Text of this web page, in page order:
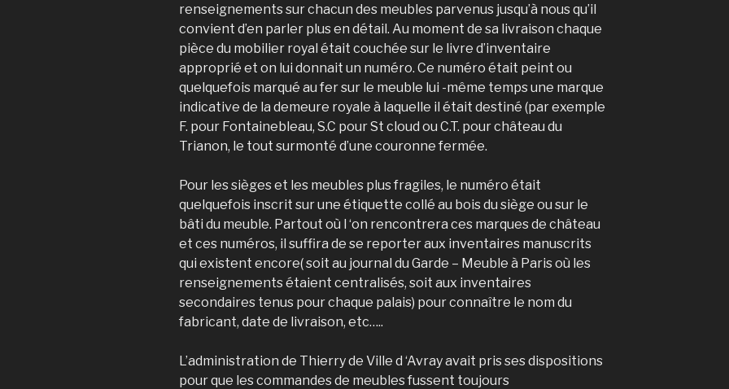
renseignements sur chacun des meubles parvenus jusqu’à nous qu’il
convient d’en parler plus en détail. Au moment de sa livraison chaque
pièce du mobilier royal était couchée sur le livre d’inventaire
approprié et on lui donnait un numéro. Ce numéro était peint ou
quelquefois marqué au fer sur le meuble lui -même temps une marque
indicative de la demeure royale à laquelle il était destiné (par exemple
F. pour Fontainebleau, S.C pour St cloud ou C.T. pour château du
Trianon, le tout surmonté d’une couronne fermée.
Pour les sièges et les meubles plus fragiles, le numéro était
quelquefois inscrit sur une étiquette collé au bois du siège ou sur le
bâti du meuble. Partout où l ‘on rencontrera ces marques de château
et ces numéros, il suffira de se reporter aux inventaires manuscrits
qui existent encore( soit au journal du Garde – Meuble à Paris où les
renseignements étaient centralisés, soit aux inventaires
secondaires tenus pour chaque palais) pour connaître le nom du
fabricant, date de livraison, etc…..
L’administration de Thierry de Ville d ‘Avray avait pris ses dispositions
pour que les commandes de meubles fussent toujours